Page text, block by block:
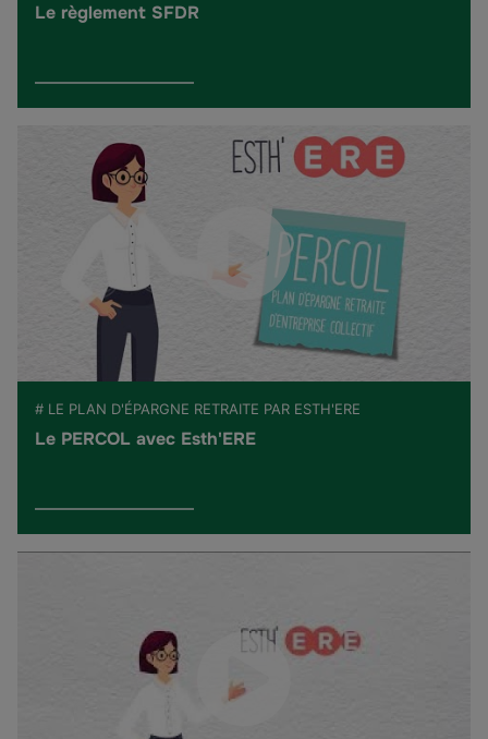
Le règlement SFDR
# LE PLAN D'ÉPARGNE RETRAITE PAR ESTH'ERE
Le PERCOL avec Esth'ERE